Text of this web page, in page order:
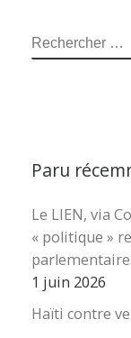
Paru
Le LIEN, via
« politique »
1 juin 2026
Haïti contre